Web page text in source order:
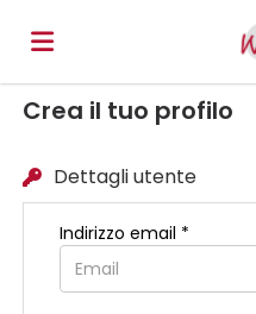
Home
Offerte
di
Carica
Crea il tuo profilo
Dettagli utente
Indirizzo email *